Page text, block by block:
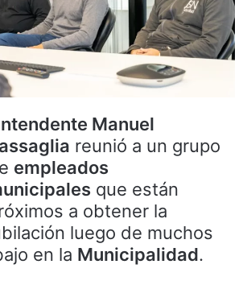
Manuel
reunió a un grupo
empleados
que están
a obtener la
luego de muchos
en la Municipalidad.